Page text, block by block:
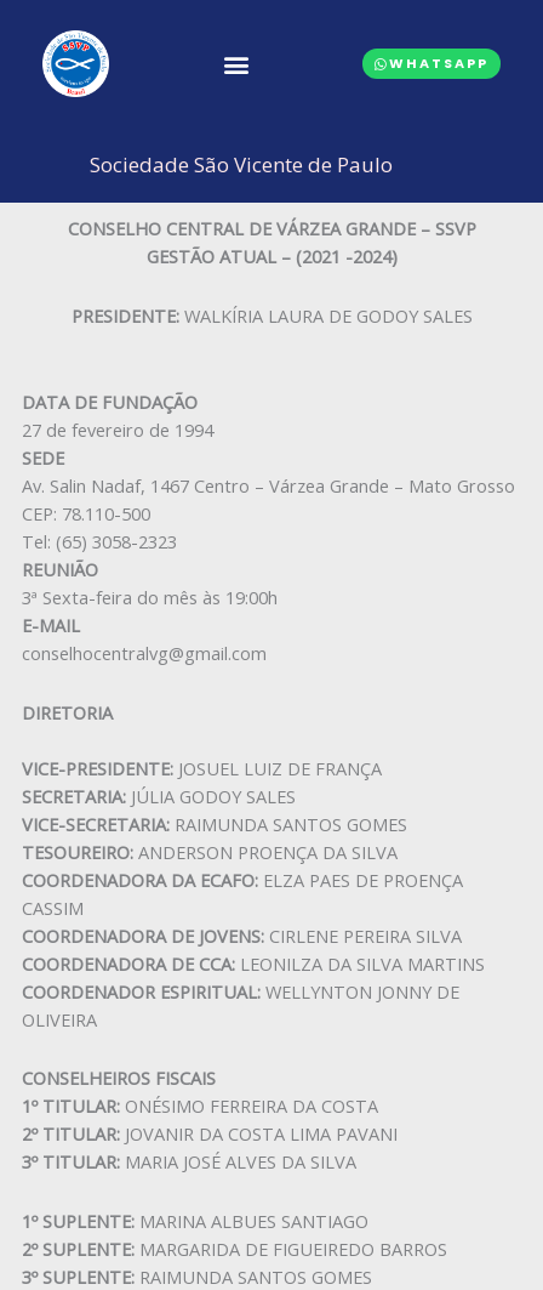
conteúdo
WHATSAPP
Sociedade São Vicente de Paulo
CONSELHO CENTRAL DE VÁRZEA GRANDE – SSVP
GESTÃO ATUAL – (2021 -2024)
PRESIDENTE: WALKÍRIA LAURA DE GODOY SALES
DATA DE FUNDAÇÃO
27 de fevereiro de 1994
SEDE
Av. Salin Nadaf, 1467 Centro – Várzea Grande – Mato Grosso
CEP: 78.110-500
Tel: (65) 3058-2323
REUNIÃO
3ª Sexta-feira do mês às 19:00h
E-MAIL
conselhocentralvg@gmail.com
DIRETORIA
VICE-PRESIDENTE:JOSUEL LUIZ DE FRANÇA
SECRETARIA:JÚLIA GODOY SALES
VICE-SECRETARIA:RAIMUNDA SANTOS GOMES
TESOUREIRO:ANDERSON PROENÇA DA SILVA
COORDENADORA DA ECAFO:ELZA PAES DE PROENÇA
CASSIM
COORDENADORA DE JOVENS:CIRLENE PEREIRA SILVA
COORDENADORA DE CCA:LEONILZA DA SILVA MARTINS
COORDENADOR ESPIRITUAL:WELLYNTON JONNY DE
OLIVEIRA
CONSELHEIROS FISCAIS
1º TITULAR:ONÉSIMO FERREIRA DA COSTA
2º TITULAR: JOVANIR DA COSTA LIMA PAVANI
3º TITULAR:MARIA JOSÉ ALVES DA SILVA
1º SUPLENTE:MARINA ALBUES SANTIAGO
2º SUPLENTE:MARGARIDA DE FIGUEIREDO BARROS
3º SUPLENTE:RAIMUNDA SANTOS GOMES